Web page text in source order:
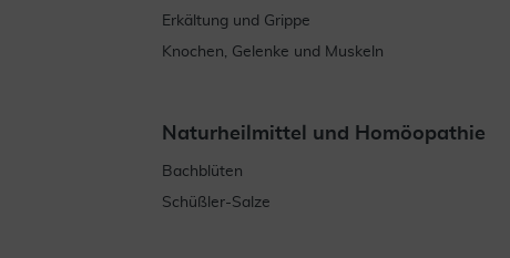
Erkältung und Grippe
Knochen, Gelenke und Muskeln
Naturheilmittel und Homöopathie
Bachblüten
Schüßler-Salze